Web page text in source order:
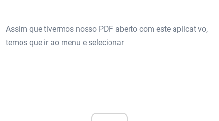
Assim que tivermos nosso PDF aberto com este aplicativo,
temos que ir ao menu e selecionar